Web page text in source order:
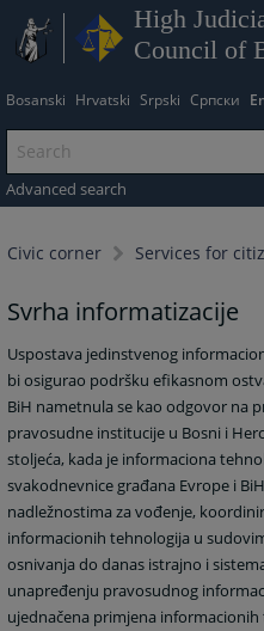
High
Council of
Bosanski Hrvatski Srpski Српски
Advanced search
Civic corner Services for
Svrha informatizacije
Uspostava jedinstvenog
bi osigurao podršku efikasnom
BiH nametnula se kao odgovor na
pravosudne institucije u Bosni i
stoljeća, kada je informaciona
svakodnevnice građana Evrope i
nadležnostima za vođenje,
informacionih tehnologija u
osnivanja do danas istrajno i
unapređenju pravosudnog
ujednačena primjena